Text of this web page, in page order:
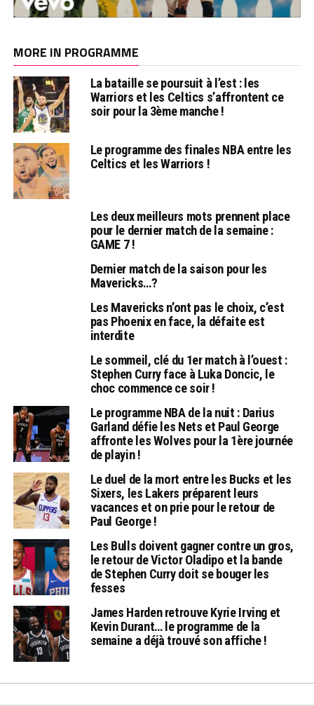
MORE IN PROGRAMME
La bataille se poursuit à l’est : les
Warriors et les Celtics s’affrontent ce
soir pour la 3ème manche !
Le programme des finales NBA entre les
Celtics et les Warriors !
Les deux meilleurs mots prennent place
pour le dernier match de la semaine :
GAME 7 !
Dernier match de la saison pour les
Mavericks…?
Les Mavericks n’ont pas le choix, c’est
pas Phoenix en face, la défaite est
interdite
Le sommeil, clé du 1er match à l’ouest :
Stephen Curry face à Luka Doncic, le
choc commence ce soir !
Le programme NBA de la nuit : Darius
Garland défie les Nets et Paul George
affronte les Wolves pour la 1ère journée
de playin !
Le duel de la mort entre les Bucks et les
Sixers, les Lakers préparent leurs
vacances et on prie pour le retour de
Paul George !
Les Bulls doivent gagner contre un gros,
le retour de Victor Oladipo et la bande
de Stephen Curry doit se bouger les
fesses
James Harden retrouve Kyrie Irving et
Kevin Durant… le programme de la
semaine a déjà trouvé son affiche !